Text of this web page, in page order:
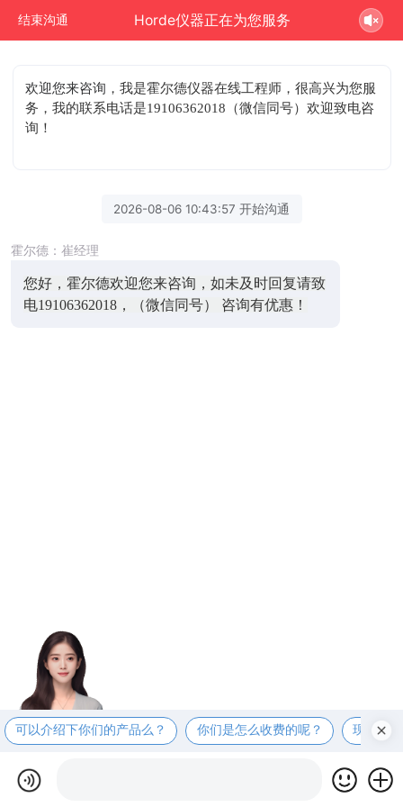
结束沟通 Horde仪器正在为您服务
欢迎您来咨询 ，我是霍尔德仪器在线工程师，很高兴为您服
务，我的联系电话是19106362018（微信同号）欢迎致电咨
询！
2026-08-06 10:43:57 开始沟通
霍尔德：崔经理
您好，霍尔德欢迎您来咨询，如未及时回复请致
电19106362018，（微信同号） 咨询有优惠！
可以介绍下你们的产品么？ 你们是怎么收费的呢？ 现在有